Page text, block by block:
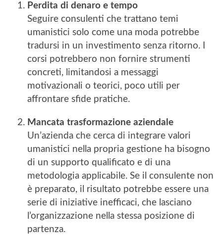
Perdita di denaro e tempo
Seguire consulenti che trattano temi
umanistici solo come una moda potrebbe
tradursi in un investimento senza ritorno. I
corsi potrebbero non fornire strumenti
concreti, limitandosi a messaggi
motivazionali o teorici, poco utili per
affrontare sfide pratiche.
Mancata trasformazione aziendale
Un’azienda che cerca di integrare valori
umanistici nella propria gestione ha bisogno
di un supporto qualificato e di una
metodologia applicabile. Se il consulente non
è preparato, il risultato potrebbe essere una
serie di iniziative inefficaci, che lasciano
l’organizzazione nella stessa posizione di
partenza.